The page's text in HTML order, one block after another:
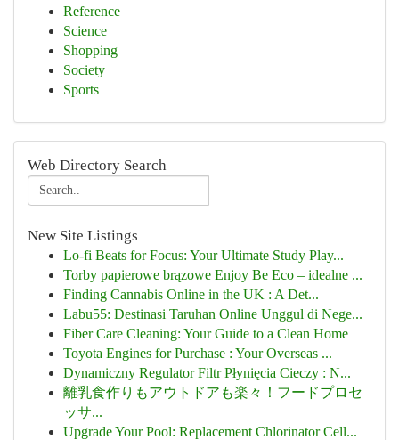
Reference
Science
Shopping
Society
Sports
Web Directory Search
New Site Listings
Lo-fi Beats for Focus: Your Ultimate Study Play...
Torby papierowe brązowe Enjoy Be Eco – idealne ...
Finding Cannabis Online in the UK : A Det...
Labu55: Destinasi Taruhan Online Unggul di Nege...
Fiber Care Cleaning: Your Guide to a Clean Home
Toyota Engines for Purchase : Your Overseas ...
Dynamiczny Regulator Filtr Płynięcia Cieczy : N...
離乳食作りもアウトドアも楽々！フードプロセ
ッサ...
Upgrade Your Pool: Replacement Chlorinator Cell...